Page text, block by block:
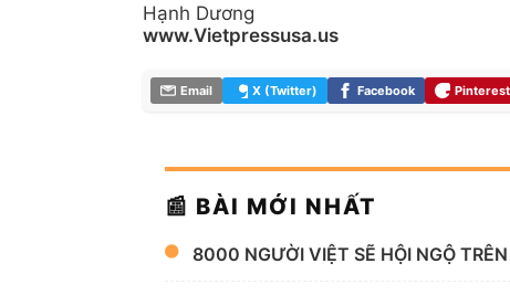
Hạnh Dương
www.Vietpressusa.us
Email X (Twitter) Facebook Pinterest
📰 BÀI MỚI NHẤT
8000 NGƯỜI VIỆT SẼ HỘI NGỘ